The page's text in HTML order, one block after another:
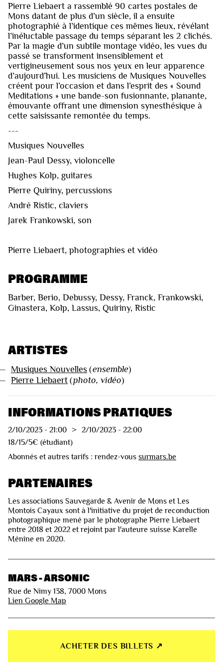
Pierre Liebaert a rassemblé 90 cartes postales de
Mons datant de plus d’un siècle, il a ensuite
photographié à l’identique ces mêmes lieux, révélant
l’inéluctable passage du temps séparant les 2 clichés.
Par la magie d’un subtile montage vidéo, les vues du
passé se transforment insensiblement et
vertigineusement sous nos yeux en leur apparence
d’aujourd’hui. Les musiciens de Musiques Nouvelles
créent pour l’occasion et dans l’esprit des « Sound
Meditations » une bande-son fusionnante, planante,
émouvante offrant une dimension synesthésique à
cette saisissante remontée du temps.
---
Musiques Nouvelles
Jean-Paul Dessy, violoncelle
Hughes Kolp, guitares
Pierre Quiriny, percussions
André Ristic, claviers
Jarek Frankowski, son
Pierre Liebaert, photographies et vidéo
PROGRAMME
Barber, Berio, Debussy, Dessy, Franck, Frankowski,
Ginastera, Kolp, Lassus, Quiriny, Ristic
ARTISTES
Musiques Nouvelles (ensemble)
Pierre Liebaert (photo, vidéo)
INFORMATIONS PRATIQUES
2/10/2023 - 21:00 > 2/10/2023 - 22:00
18/15/5€ (étudiant)
Abonnés et autres tarifs : rendez-vous surmars.be
PARTENAIRES
Les associations Sauvegarde & Avenir de Mons et Les
Montois Cayaux sont à l'initiative du projet de reconduction
photographique mené par le photographe Pierre Liebaert
entre 2018 et 2022 et rejoint par l'auteure suisse Karelle
Ménine en 2020.
MARS - ARSONIC
Rue de Nimy 138, 7000 Mons
Lien Google Map
ACHETER DES BILLETS ↗︎